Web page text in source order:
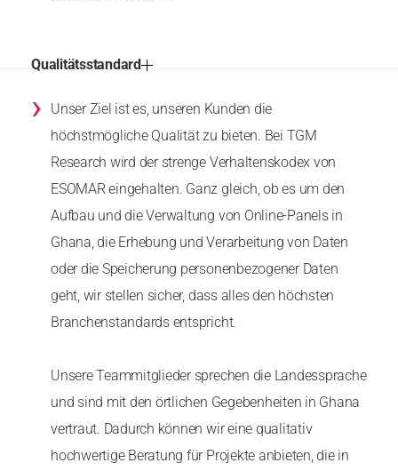
Qualitätsstandard
›
Unser Ziel ist es, unseren Kunden die
höchstmögliche Qualität zu bieten. Bei TGM
Research wird der strenge Verhaltenskodex von
ESOMAR eingehalten. Ganz gleich, ob es um den
Aufbau und die Verwaltung von Online-Panels in
Ghana, die Erhebung und Verarbeitung von Daten
oder die Speicherung personenbezogener Daten
geht, wir stellen sicher, dass alles den höchsten
Branchenstandards entspricht.
Unsere Teammitglieder sprechen die Landessprache
und sind mit den örtlichen Gegebenheiten in Ghana
vertraut. Dadurch können wir eine qualitativ
hochwertige Beratung für Projekte anbieten, die in